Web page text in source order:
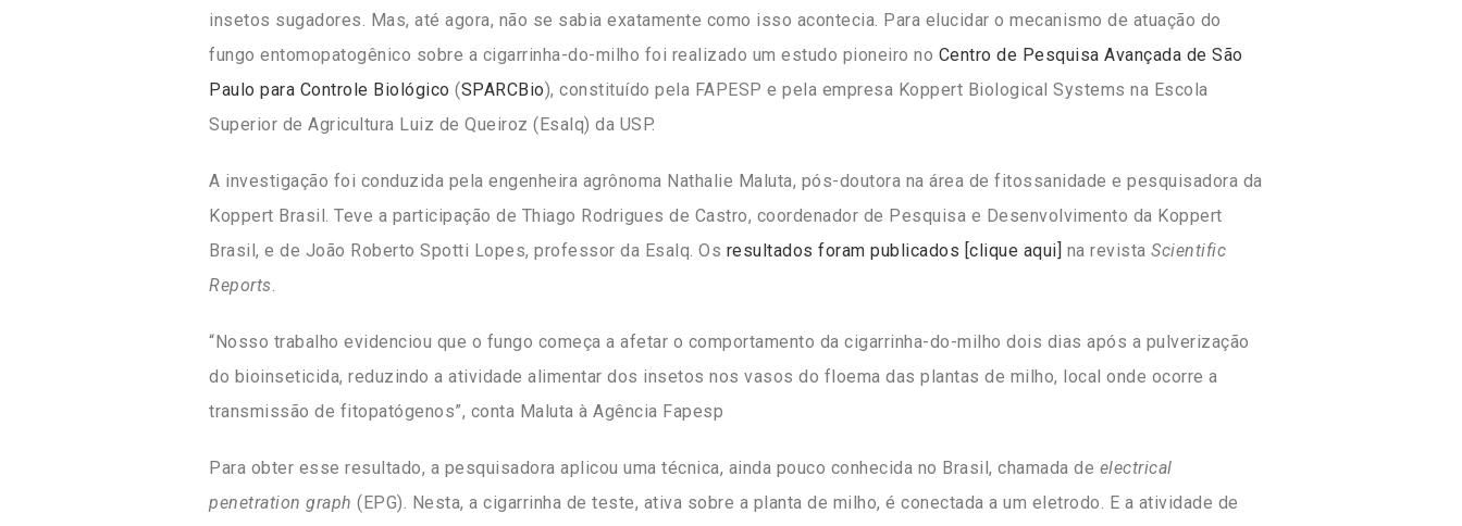
insetos sugadores. Mas, até agora, não se sabia exatamente como isso acontecia. Para elucidar o mecanismo de atuação do
fungo entomopatogênico sobre a cigarrinha-do-milho foi realizado um estudo pioneiro no Centro de Pesquisa Avançada de São
Paulo para Controle Biológico (SPARCBio), constituído pela FAPESP e pela empresa Koppert Biological Systems na Escola
Superior de Agricultura Luiz de Queiroz (Esalq) da USP.
A investigação foi conduzida pela engenheira agrônoma Nathalie Maluta, pós-doutora na área de fitossanidade e pesquisadora da
Koppert Brasil. Teve a participação de Thiago Rodrigues de Castro, coordenador de Pesquisa e Desenvolvimento da Koppert
Brasil, e de João Roberto Spotti Lopes, professor da Esalq. Os resultados foram publicados [clique aqui] na revista Scientific
Reports.
“Nosso trabalho evidenciou que o fungo começa a afetar o comportamento da cigarrinha-do-milho dois dias após a pulverização
do bioinseticida, reduzindo a atividade alimentar dos insetos nos vasos do floema das plantas de milho, local onde ocorre a
transmissão de fitopatógenos”, conta Maluta à Agência Fapesp
Para obter esse resultado, a pesquisadora aplicou uma técnica, ainda pouco conhecida no Brasil, chamada de electrical
penetration graph (EPG). Nesta, a cigarrinha de teste, ativa sobre a planta de milho, é conectada a um eletrodo. E a atividade de